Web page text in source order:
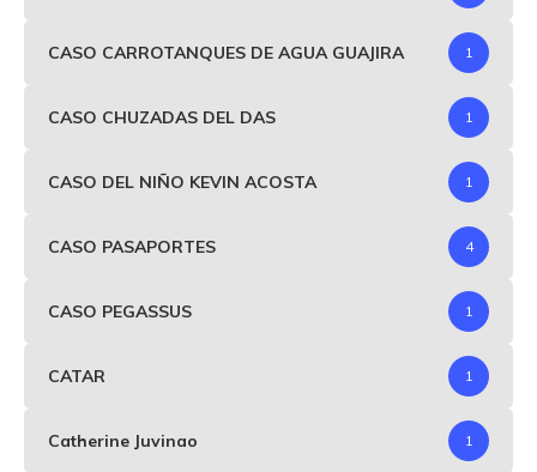
CASO CARROTANQUES DE AGUA GUAJIRA 1
CASO CHUZADAS DEL DAS 1
CASO DEL NIÑO KEVIN ACOSTA 1
CASO PASAPORTES 4
CASO PEGASSUS 1
CATAR 1
Catherine Juvinao 1